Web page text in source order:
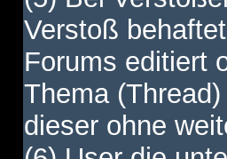
Verstoß
Forums editiert
Thema
dieser ohne